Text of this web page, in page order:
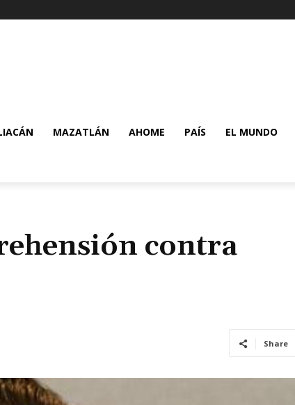
MAZATLÁN AHOME PAÍS EL MUNDO
contra
Share